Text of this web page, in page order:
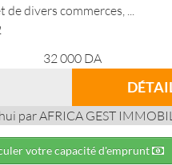
divers commerces, ...
32 000 DA
par AFRICA GEST
votre capacité d'emprunt